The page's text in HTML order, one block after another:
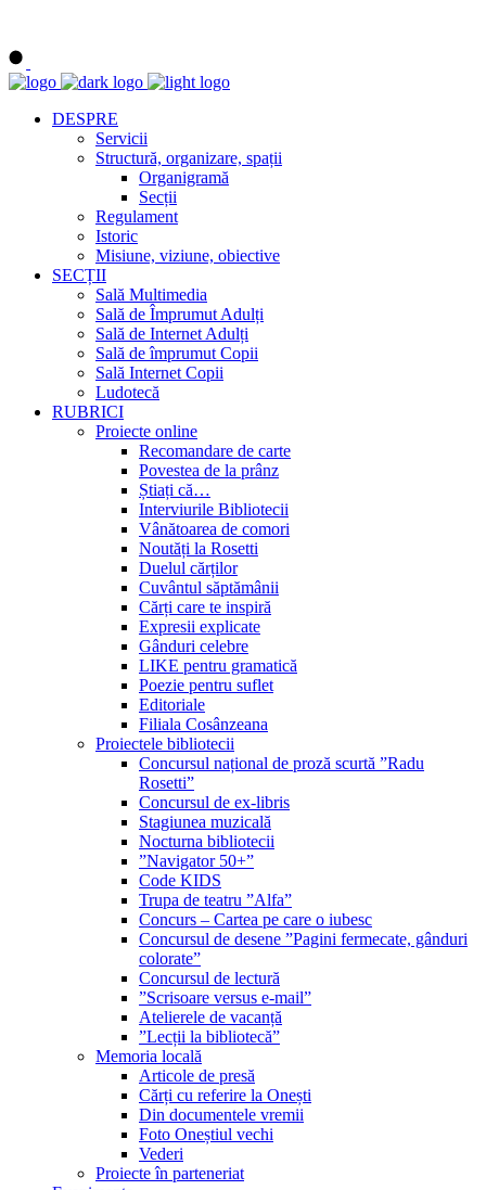
DESPRE
Servicii
Structură, organizare, spații
Organigramă
Secții
Regulament
Istoric
Misiune, viziune, obiective
SECȚII
Sală Multimedia
Sală de Împrumut Adulți
Sală de Internet Adulți
Sală de împrumut Copii
Sală Internet Copii
Ludotecă
RUBRICI
Proiecte online
Recomandare de carte
Povestea de la prânz
Știați că…
Interviurile Bibliotecii
Vânătoarea de comori
Noutăți la Rosetti
Duelul cărților
Cuvântul săptămânii
Cărți care te inspiră
Expresii explicate
Gânduri celebre
LIKE pentru gramatică
Poezie pentru suflet
Editoriale
Filiala Cosânzeana
Proiectele bibliotecii
Concursul național de proză scurtă ”Radu
Rosetti”
Concursul de ex-libris
Stagiunea muzicală
Nocturna bibliotecii
”Navigator 50+”
Code KIDS
Trupa de teatru ”Alfa”
Concurs – Cartea pe care o iubesc
Concursul de desene ”Pagini fermecate, gânduri
colorate”
Concursul de lectură
”Scrisoare versus e-mail”
Atelierele de vacanță
”Lecții la bibliotecă”
Memoria locală
Articole de presă
Cărți cu referire la Onești
Din documentele vremii
Foto Oneștiul vechi
Vederi
Proiecte în parteneriat